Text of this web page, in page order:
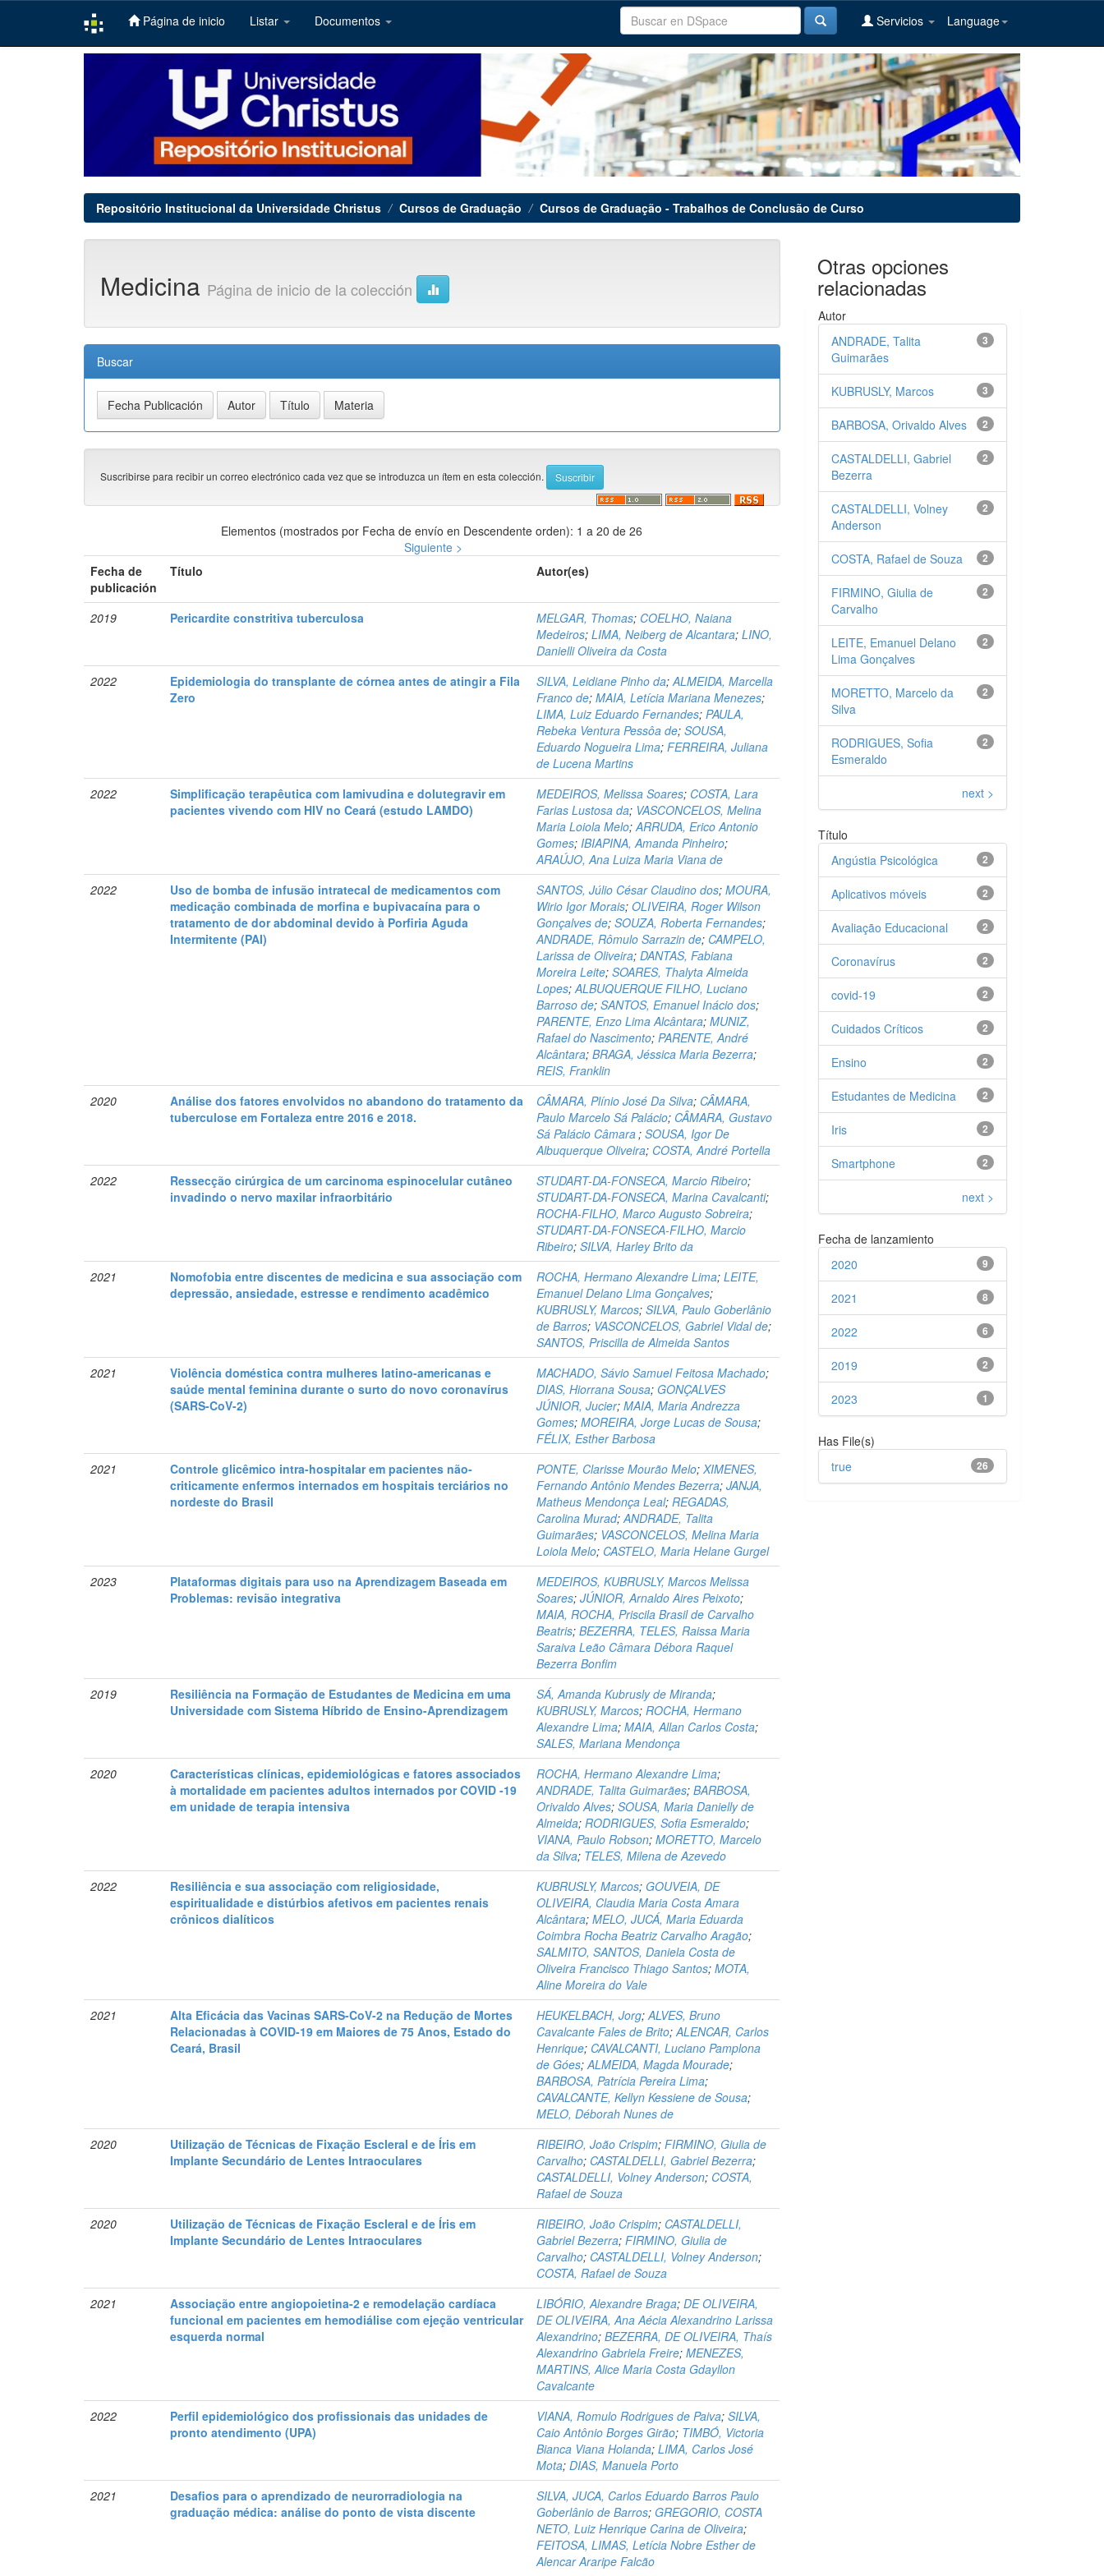
Página de inicio Listar Documentos Language
Servicios
Repositório Institucional da Universidade Christus Cursos de Graduação Cursos de Graduação - Trabalhos de Conclusão de Curso
Medicina Página de inicio de la colección
Buscar
Suscribirse para recibir un correo electrónico cada vez que se introduzca un ítem en esta colección.
Elementos (mostrados por Fecha de envío en Descendente orden): 1 a 20 de 26
Siguiente >
Fecha de
publicación
Título Autor(es)
2019 Pericardite constritiva tuberculosa MELGAR, Thomas; COELHO, Naiana
Medeiros;LIMA, Neiberg de Alcantara;LINO,
Danielli Oliveira da Costa
2022
Epidemiologia do transplante de córnea antes de atingir a Fila
Zero
SILVA, Leidiane Pinho da;ALMEIDA, Marcella
Franco de;MAIA, Letícia Mariana Menezes;
LIMA, Luiz Eduardo Fernandes;PAULA,
Rebeka Ventura Pessôa de;SOUSA,
Eduardo Nogueira Lima;FERREIRA, Juliana
de Lucena Martins
2022
Simplificação terapêutica com lamivudina e dolutegravir em
pacientes vivendo com HIV no Ceará (estudo LAMDO)
MEDEIROS, Melissa Soares; COSTA, Lara
Farias Lustosa da; VASCONCELOS, Melina
Maria Loiola Melo;ARRUDA, Erico Antonio
Gomes;IBIAPINA, Amanda Pinheiro;
ARAÚJO, Ana Luiza Maria Viana de
2022
Uso de bomba de infusão intratecal de medicamentos com
medicação combinada de morfina e bupivacaína para o
tratamento de dor abdominal devido à Porfiria Aguda
Intermitente (PAI)
SANTOS, Júlio César Claudino dos;MOURA,
Wirio Igor Morais;OLIVEIRA, Roger Wilson
Gonçalves de;SOUZA, Roberta Fernandes;
ANDRADE, Rômulo Sarrazin de; CAMPELO,
Larissa de Oliveira;DANTAS, Fabiana
Moreira Leite;SOARES, Thalyta Almeida
Lopes;ALBUQUERQUE FILHO, Luciano
Barroso de;SANTOS, Emanuel Inácio dos;
PARENTE, Enzo Lima Alcântara;MUNIZ,
Rafael do Nascimento;PARENTE, André
Alcântara;BRAGA, Jéssica Maria Bezerra;
REIS, Franklin
2020
Análise dos fatores envolvidos no abandono do tratamento da
tuberculose em Fortaleza entre 2016 e 2018.
CÂMARA, Plínio José Da Silva; CÂMARA,
Paulo Marcelo Sá Palácio; CÂMARA, Gustavo
Sá Palácio Câmara;SOUSA, Igor De
Albuquerque Oliveira; COSTA, André Portella
2022
Ressecção cirúrgica de um carcinoma espinocelular cutâneo
invadindo o nervo maxilar infraorbitário
STUDART-DA-FONSECA, Marcio Ribeiro;
STUDART-DA-FONSECA, Marina Cavalcanti;
ROCHA-FILHO, Marco Augusto Sobreira;
STUDART-DA-FONSECA-FILHO, Marcio
Ribeiro;SILVA, Harley Brito da
2021
Nomofobia entre discentes de medicina e sua associação com
depressão, ansiedade, estresse e rendimento acadêmico
ROCHA, Hermano Alexandre Lima;LEITE,
Emanuel Delano Lima Gonçalves;
KUBRUSLY, Marcos;SILVA, Paulo Goberlânio
de Barros; VASCONCELOS, Gabriel Vidal de;
SANTOS, Priscilla de Almeida Santos
2021
Violência doméstica contra mulheres latino-americanas e
saúde mental feminina durante o surto do novo coronavírus
(SARS-CoV-2)
MACHADO, Sávio Samuel Feitosa Machado;
DIAS, Hiorrana Sousa; GONÇALVES
JÚNIOR, Jucier;MAIA, Maria Andrezza
Gomes;MOREIRA, Jorge Lucas de Sousa;
FÉLIX, Esther Barbosa
2021
Controle glicêmico intra-hospitalar em pacientes não-
criticamente enfermos internados em hospitais terciários no
nordeste do Brasil
PONTE, Clarisse Mourão Melo;XIMENES,
Fernando Antônio Mendes Bezerra;JANJA,
Matheus Mendonça Leal;REGADAS,
Carolina Murad;ANDRADE, Talita
Guimarães; VASCONCELOS, Melina Maria
Loiola Melo; CASTELO, Maria Helane Gurgel
2023
Plataformas digitais para uso na Aprendizagem Baseada em
Problemas: revisão integrativa
MEDEIROS, KUBRUSLY, Marcos Melissa
Soares;JÚNIOR, Arnaldo Aires Peixoto;
MAIA, ROCHA, Priscila Brasil de Carvalho
Beatris;BEZERRA, TELES, Raissa Maria
Saraiva Leão Câmara Débora Raquel
Bezerra Bonfim
2019
Resiliência na Formação de Estudantes de Medicina em uma
Universidade com Sistema Híbrido de Ensino-Aprendizagem
SÁ, Amanda Kubrusly de Miranda;
KUBRUSLY, Marcos;ROCHA, Hermano
Alexandre Lima;MAIA, Allan Carlos Costa;
SALES, Mariana Mendonça
2020
Características clínicas, epidemiológicas e fatores associados
à mortalidade em pacientes adultos internados por COVID -19
em unidade de terapia intensiva
ROCHA, Hermano Alexandre Lima;
ANDRADE, Talita Guimarães;BARBOSA,
Orivaldo Alves;SOUSA, Maria Danielly de
Almeida;RODRIGUES, Sofia Esmeraldo;
VIANA, Paulo Robson;MORETTO, Marcelo
da Silva; TELES, Milena de Azevedo
2022
Resiliência e sua associação com religiosidade,
espiritualidade e distúrbios afetivos em pacientes renais
crônicos dialíticos
KUBRUSLY, Marcos; GOUVEIA, DE
OLIVEIRA, Claudia Maria Costa Amara
Alcântara;MELO, JUCÁ, Maria Eduarda
Coimbra Rocha Beatriz Carvalho Aragão;
SALMITO, SANTOS, Daniela Costa de
Oliveira Francisco Thiago Santos;MOTA,
Aline Moreira do Vale
2021
Alta Eficácia das Vacinas SARS-CoV-2 na Redução de Mortes
Relacionadas à COVID-19 em Maiores de 75 Anos, Estado do
Ceará, Brasil
HEUKELBACH, Jorg;ALVES, Bruno
Cavalcante Fales de Brito;ALENCAR, Carlos
Henrique; CAVALCANTI, Luciano Pamplona
de Góes;ALMEIDA, Magda Mourade;
BARBOSA, Patrícia Pereira Lima;
CAVALCANTE, Kellyn Kessiene de Sousa;
MELO, Déborah Nunes de
2020
Utilização de Técnicas de Fixação Escleral e de Íris em
Implante Secundário de Lentes Intraoculares
RIBEIRO, João Crispim;FIRMINO, Giulia de
Carvalho; CASTALDELLI, Gabriel Bezerra;
CASTALDELLI, Volney Anderson; COSTA,
Rafael de Souza
2020
Utilização de Técnicas de Fixação Escleral e de Íris em
Implante Secundário de Lentes Intraoculares
RIBEIRO, João Crispim; CASTALDELLI,
Gabriel Bezerra;FIRMINO, Giulia de
Carvalho; CASTALDELLI, Volney Anderson;
COSTA, Rafael de Souza
2021
Associação entre angiopoietina-2 e remodelação cardíaca
funcional em pacientes em hemodiálise com ejeção ventricular
esquerda normal
LIBÓRIO, Alexandre Braga;DE OLIVEIRA,
DE OLIVEIRA, Ana Aécia Alexandrino Larissa
Alexandrino;BEZERRA, DE OLIVEIRA, Thaís
Alexandrino Gabriela Freire;MENEZES,
MARTINS, Alice Maria Costa Gdayllon
Cavalcante
2022
Perfil epidemiológico dos profissionais das unidades de
pronto atendimento (UPA)
VIANA, Romulo Rodrigues de Paiva;SILVA,
Caio Antônio Borges Girão; TIMBÓ, Victoria
Bianca Viana Holanda;LIMA, Carlos José
Mota;DIAS, Manuela Porto
2021
Desafios para o aprendizado de neurorradiologia na
graduação médica: análise do ponto de vista discente
SILVA, JUCA, Carlos Eduardo Barros Paulo
Goberlânio de Barros; GREGORIO, COSTA
NETO, Luiz Henrique Carina de Oliveira;
FEITOSA, LIMAS, Letícia Nobre Esther de
Alencar Araripe Falcão
Otras opciones
relacionadas
Autor
3
ANDRADE, Talita
Guimarães
3
KUBRUSLY, Marcos
2
BARBOSA, Orivaldo Alves
2
CASTALDELLI, Gabriel
Bezerra
2
CASTALDELLI, Volney
Anderson
2
COSTA, Rafael de Souza
2
FIRMINO, Giulia de
Carvalho
2
LEITE, Emanuel Delano
Lima Gonçalves
2
MORETTO, Marcelo da
Silva
2
RODRIGUES, Sofia
Esmeraldo
next >
Título
2
Angústia Psicológica
2
Aplicativos móveis
2
Avaliação Educacional
2
Coronavírus
2
covid-19
2
Cuidados Críticos
2
Ensino
2
Estudantes de Medicina
2
Iris
2
Smartphone
next >
Fecha de lanzamiento
9
2020
8
2021
6
2022
2
2019
1
2023
Has File(s)
26
true